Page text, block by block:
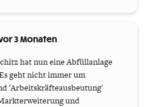
3 Monaten
hat nun eine Abfüllanlage
geht nicht immer um
'Arbeitskräfteausbeutung'
und